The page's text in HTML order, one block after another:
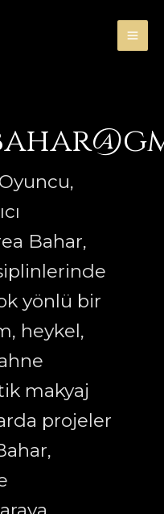
Bahar,
yönlü bir
heykel,
makyaj
projeler